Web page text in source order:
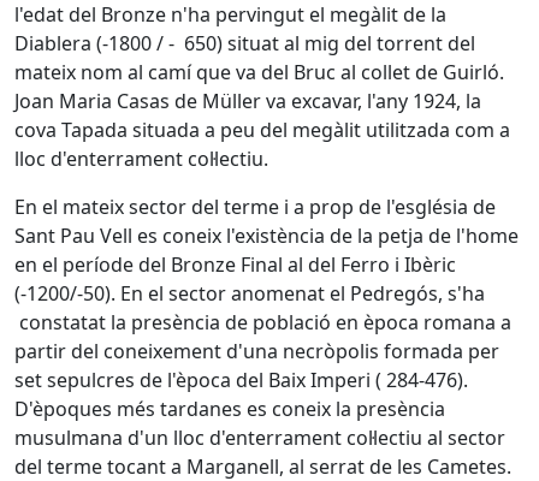
l'edat del Bronze n'ha pervingut el megàlit de la
Diablera (-1800 / - 650) situat al mig del torrent del
mateix nom al camí que va del Bruc al collet de Guirló.
Joan Maria Casas de Müller va excavar, l'any 1924, la
cova Tapada situada a peu del megàlit utilitzada com a
lloc d'enterrament col·lectiu.
En el mateix sector del terme i a prop de l'església de
Sant Pau Vell es coneix l'existència de la petja de l'home
en el període del Bronze Final al del Ferro i Ibèric
(-1200/-50). En el sector anomenat el Pedregós, s'ha
constatat la presència de població en època romana a
partir del coneixement d'una necròpolis formada per
set sepulcres de l'època del Baix Imperi ( 284-476).
D'èpoques més tardanes es coneix la presència
musulmana d'un lloc d'enterrament col·lectiu al sector
del terme tocant a Marganell, al serrat de les Cametes.